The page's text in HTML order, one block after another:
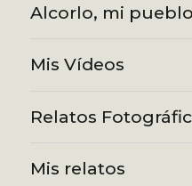
Alcorlo, mi pueblo
Mis Vídeos
Relatos
Mis relatos